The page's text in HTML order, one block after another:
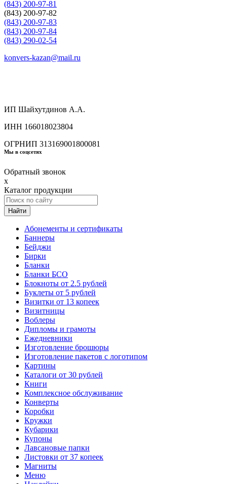
(843) 200-97-81
(843) 200-97-82
(843) 200-97-83
(843) 200-97-84
(843) 290-02-54
konvers-kazan@mail.ru
ИП Шайхутдинов А.А.
ИНН 166018023804
ОГРНИП 313169001800081
Мы в соцсетях
Обратный звонок
x
Каталог продукции
Найти
Абонементы и сертификаты
Баннеры
Бейджи
Бирки
Бланки
Бланки БСО
Блокноты от 2.5 рублей
Буклеты от 5 рублей
Визитки от 13 копеек
Визитницы
Воблеры
Дипломы и грамоты
Ежедневники
Изготовление брошюры
Изготовление пакетов с логотипом
Картины
Каталоги от 30 рублей
Книги
Комплексное обслуживание
Конверты
Коробки
Кружки
Кубарики
Купоны
Лавсановые папки
Листовки от 37 копеек
Магниты
Меню